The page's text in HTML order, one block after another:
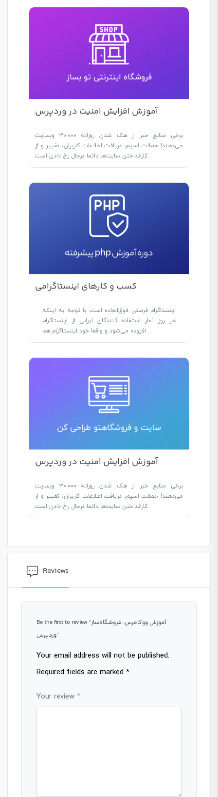
آموزش افزایش امنیت در وردپرس
برخی منابع خبر از هک شدن روزانه ۳۰.۰۰۰ وبسایت
می‌دهند! حملات اسپم، دریافت اطلاعات کاربران، تغییر و از
کارانداختن سایت‌ها دائما درحال رخ دادن است.
کسب‌ و کارهای اینستاگرامی
اینستاگرام فرصتی فوق‌العاده است. با توجه به اینکه
هر روز آمار استفاده کنندگان ایرانی از اینستاگرام
افزوده می‌شود و واقعا خود اینستاگرام هم…
آموزش افزایش امنیت در وردپرس
برخی منابع خبر از هک شدن روزانه ۳۰.۰۰۰ وبسایت
می‌دهند! حملات اسپم، دریافت اطلاعات کاربران، تغییر و از
کارانداختن سایت‌ها دائما درحال رخ دادن است.
Reviews
Be the first to review “آموزش ووکامرس، فروشگاه‌ساز
وردپرس”
Your email address will not be published.
Required fields are marked *
Your review *